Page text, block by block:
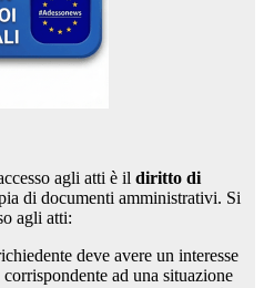
agli atti è il diritto di
di documenti amministrativi. Si
agli atti:
deve avere un interesse
ad una situazione